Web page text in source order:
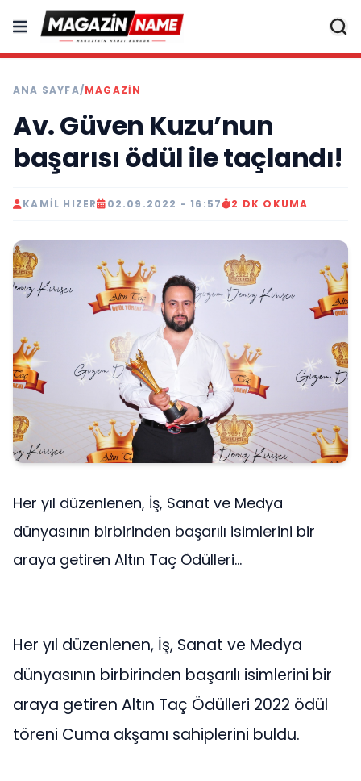
ANA SAYFA/MAGAZIN
Av. Güven Kuzu’nun
başarısı ödül ile taçlandı!
KAMIL HIZER 02.09.2022 - 16:57 2 DK OKUMA
Her yıl düzenlenen, İş, Sanat ve Medya
dünyasının birbirinden başarılı isimlerini bir
araya getiren Altın Taç Ödülleri...
Her yıl düzenlenen, İş, Sanat ve Medya
dünyasının birbirinden başarılı isimlerini bir
araya getiren Altın Taç Ödülleri 2022 ödül
töreni Cuma akşamı sahiplerini buldu.